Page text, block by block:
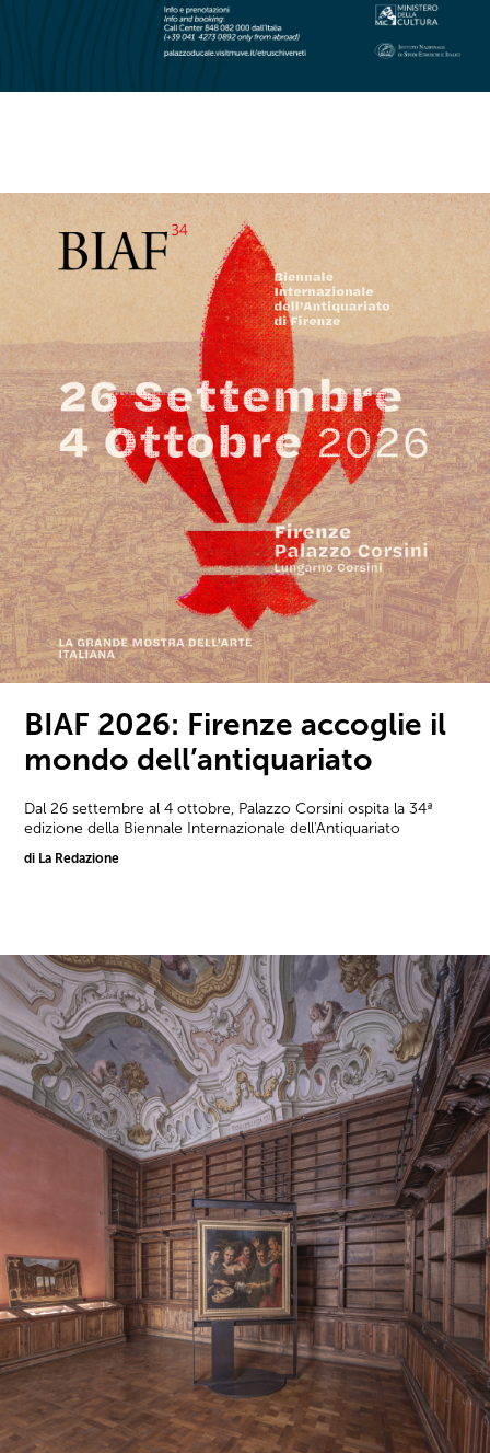
BIAF 2026: Firenze accoglie il
mondo dell’antiquariato
Dal 26 settembre al 4 ottobre, Palazzo Corsini ospita la 34ª
edizione della Biennale Internazionale dell'Antiquariato
di La Redazione